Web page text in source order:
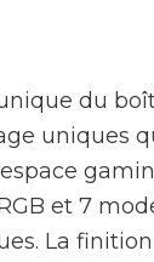
du
uniques
et 7
La